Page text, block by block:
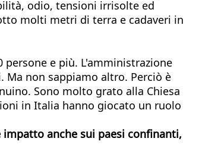
odio, tensioni irrisolte ed
molti metri di terra e cadaveri in
e più. L'amministrazione
non sappiamo altro. Perciò è
Sono molto grato alla Chiesa
in Italia hanno giocato un ruolo
impatto anche sui paesi confinanti,